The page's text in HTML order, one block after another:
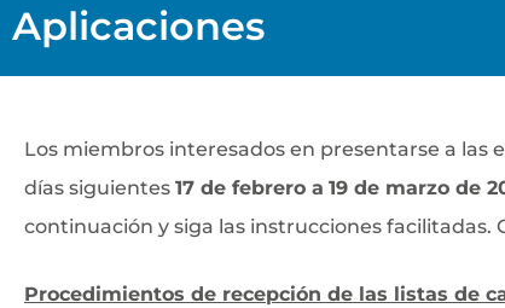
Aplicaciones
Los miembros interesados en presentarse a las
días siguientes 17 de febrero a 19 de marzo de
continuación y siga las instrucciones
Procedimientos de recepción de las listas de